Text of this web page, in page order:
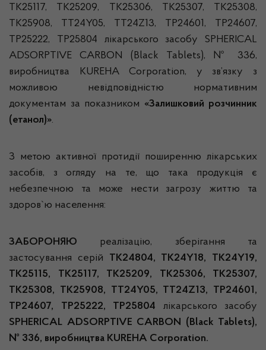
TK25117, TK25209, TK25306, TK25307, TK25308,
TK25908, TT24Y05, TT24Z13, TP24601, TP24607,
TP25222, TP25804 лікарського засобу SPHERICAL
ADSORPTIVE CARBON (Black Tablets), № 336,
виробництва KUREHA Corporation, у зв’язку з
можливою невідповідністю нормативним
документам за показником «Залишковий розчинник
(етанол)».
З метою активної протидії поширенню лікарських
засобів, з огляду на те, що така продукція є
небезпечною та може нести загрозу життю та
здоров`ю населення:
ЗАБОРОНЯЮ реалізацію, зберігання та
застосування серій TK24804, TK24Y18, TK24Y19,
TK25115, TK25117, TK25209, TK25306, TK25307,
TK25308, TK25908, TT24Y05, TT24Z13, TP24601,
TP24607, TP25222, TP25804 лікарського засобу
SPHERICAL ADSORPTIVE CARBON (Black Tablets),
№ 336, виробництва KUREHA Corporation.